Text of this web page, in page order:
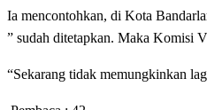
Ia mencontohkan, di Kota
” sudah ditetapkan. Maka Komisi
“Sekarang tidak memungkinkan